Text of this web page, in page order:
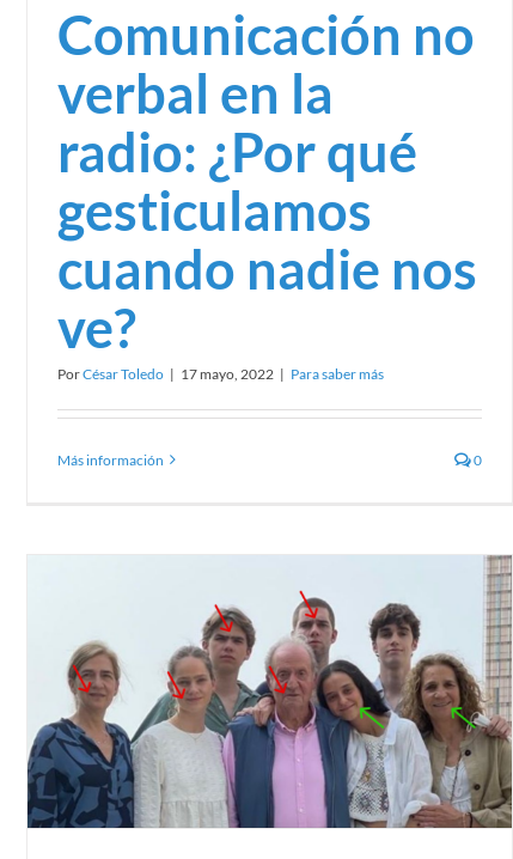
Comunicación no
verbal en la
radio: ¿Por qué
gesticulamos
cuando nadie nos
ve?
PorCésar Toledo | 17 mayo, 2022 | Para saber más
Más información 0
Cuando el mensaje es la mesa: proxémica y
comunicación no verbal en política